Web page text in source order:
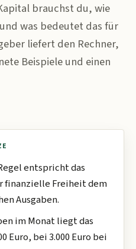
brauchst du, wie
was bedeutet das für
liefert den Rechner,
Beispiele und einen
entspricht das
Freiheit dem
Ausgaben.
im Monat liegt das
Euro, bei 3.000 Euro bei